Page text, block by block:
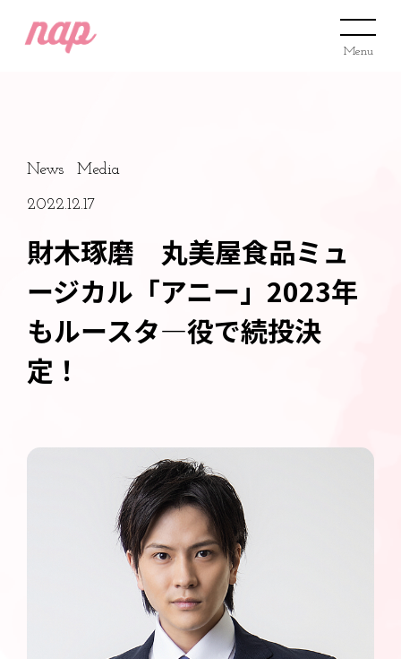
Menu
News Media
2022.12.17
財木琢磨 丸美屋食品ミュ
ージカル「アニー」2023年
もルースタ―役で続投決
定！